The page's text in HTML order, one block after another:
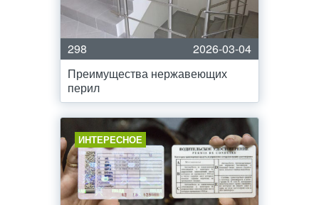
298
2026-03-04
Преимущества нержавеющих
перил
ИНТЕРЕСНОЕ